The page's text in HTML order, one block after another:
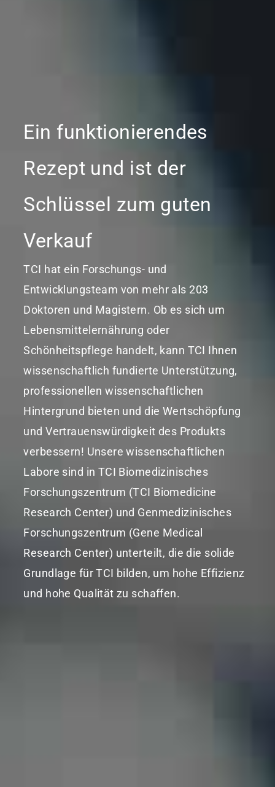
Ein funktionierendes
Rezept und ist der
Schlüssel zum guten
Verkauf
TCI hat ein Forschungs- und
Entwicklungsteam von mehr als 203
Doktoren und Magistern. Ob es sich um
Lebensmittelernährung oder
Schönheitspflege handelt, kann TCI Ihnen
wissenschaftlich fundierte Unterstützung,
professionellen wissenschaftlichen
Hintergrund bieten und die Wertschöpfung
und Vertrauenswürdigkeit des Produkts
verbessern! Unsere wissenschaftlichen
Labore sind in TCI Biomedizinisches
Forschungszentrum (TCI Biomedicine
Research Center) und Genmedizinisches
Forschungszentrum (Gene Medical
Research Center) unterteilt, die die solide
Grundlage für TCI bilden, um hohe Effizienz
und hohe Qualität zu schaffen.